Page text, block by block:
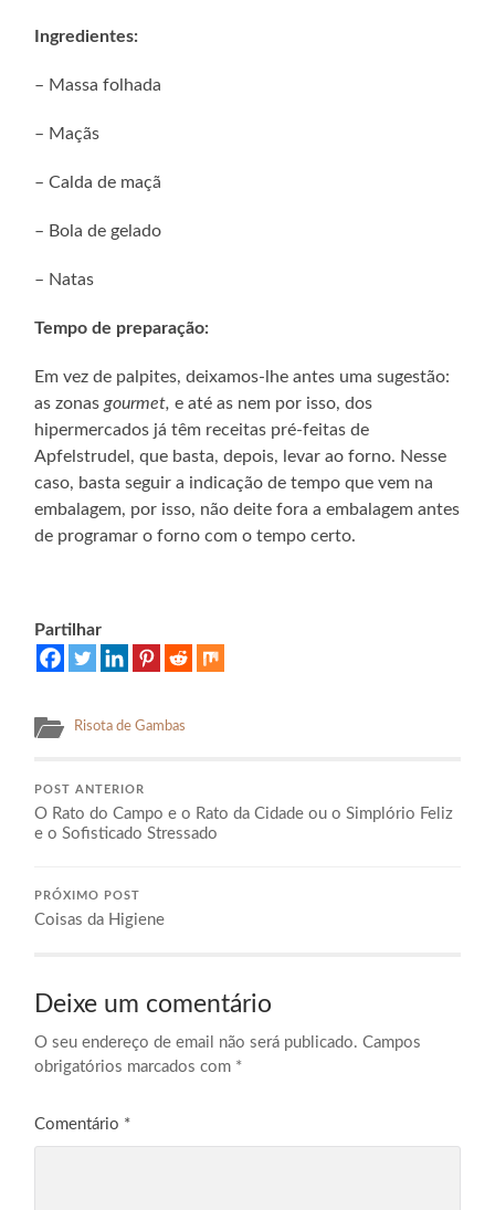
Ingredientes:
– Massa folhada
– Maçãs
– Calda de maçã
– Bola de gelado
– Natas
Tempo de preparação:
Em vez de palpites, deixamos-lhe antes uma sugestão:
as zonas gourmet,e até as nem por isso, dos
hipermercados já têm receitas pré-feitas de
Apfelstrudel, que basta, depois, levar ao forno. Nesse
caso, basta seguir a indicação de tempo que vem na
embalagem, por isso, não deite fora a embalagem antes
de programar o forno com o tempo certo.
Partilhar
Risota de Gambas
POST ANTERIOR
O Rato do Campo e o Rato da Cidade ou o Simplório Feliz
e o Sofisticado Stressado
PRÓXIMO POST
Coisas da Higiene
Deixe um comentário
O seu endereço de email não será publicado. Campos
obrigatórios marcados com *
Comentário *